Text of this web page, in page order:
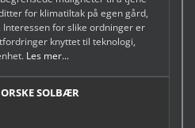
for klimatiltak på egen gård,
for slike ordninger er
knyttet til teknologi,
Les mer...
SOLBÆR